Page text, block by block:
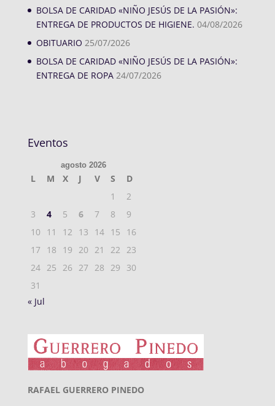
BOLSA DE CARIDAD «NIÑO JESÚS DE LA PASIÓN»:
ENTREGA DE PRODUCTOS DE HIGIENE. 04/08/2026
OBITUARIO 25/07/2026
BOLSA DE CARIDAD «NIÑO JESÚS DE LA PASIÓN»:
ENTREGA DE ROPA 24/07/2026
Eventos
agosto 2026
L M X J V S
D
1
2
3
4 5 6 7 8
9
10
11 12 13 14 15
16
17
18 19 20 21 22
23
24 25 26 27 28 29
30
31
« Jul
RAFAEL GUERRERO PINEDO